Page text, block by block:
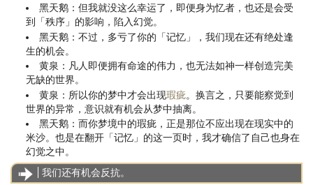
黑天鹅：但我就没这么幸运了，即便身为忆者，也还是会受
到「秩序」的影响，陷入幻觉。
黑天鹅：不过，多亏了你的「记忆」，我们现在还有绝处逢
生的机会。
黄泉：凡人即便拥有命途的伟力，也无法如神一样创造完美
无缺的世界。
黄泉：所以你的梦中才会出现瑕疵。换言之，只要能察觉到
世界的异常，意识就有机会从梦中抽离。
黑天鹅：而你梦境中的瑕疵，正是那位不应出现在现实中的
米沙。也是在翻开「记忆」的这一页时，我才确信了自己也身在
幻觉之中。
我们还有机会反抗。